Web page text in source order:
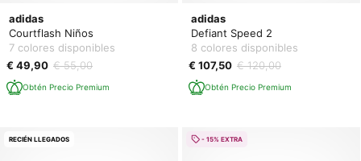
adidas
Courtflash Niños
7 colores disponibles
€ 49,90 € 55,00
Obtén Precio Premium
adidas
Defiant Speed 2
8 colores disponibles
€ 107,50 € 120,00
Obtén Precio Premium
RECIÉN LLEGADOS - 15% EXTRA